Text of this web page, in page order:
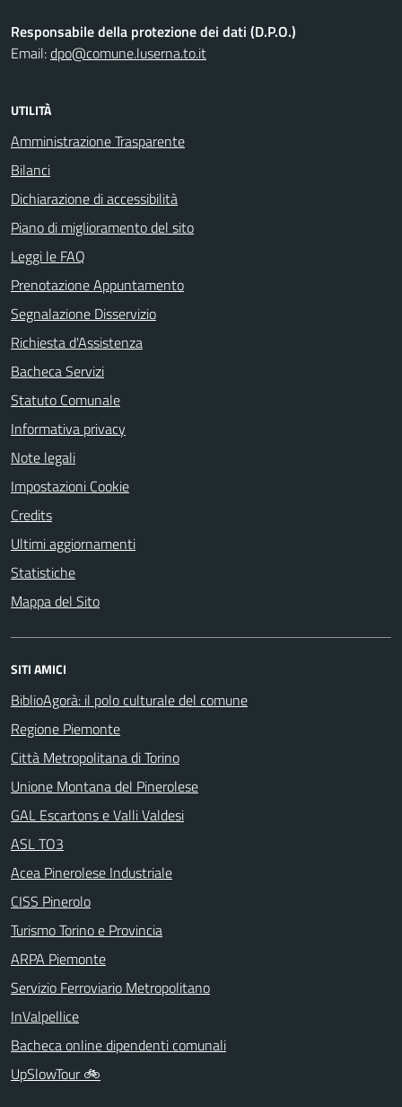
Responsabile della protezione dei dati (D.P.O.)
Email:dpo@comune.luserna.to.it
UTILITÀ
Amministrazione Trasparente
Bilanci
Dichiarazione di accessibilità
Piano di miglioramento del sito
Leggi le FAQ
Prenotazione Appuntamento
Segnalazione Disservizio
Richiesta d'Assistenza
Bacheca Servizi
Statuto Comunale
Informativa privacy
Note legali
Impostazioni Cookie
Credits
Ultimi aggiornamenti
Statistiche
Mappa del Sito
SITI AMICI
BiblioAgorà: il polo culturale del comune
Regione Piemonte
Città Metropolitana di Torino
Unione Montana del Pinerolese
GAL Escartons e Valli Valdesi
ASL TO3
Acea Pinerolese Industriale
CISS Pinerolo
Turismo Torino e Provincia
ARPA Piemonte
Servizio Ferroviario Metropolitano
InValpellice
Bacheca online dipendenti comunali
UpSlowTour 🚲